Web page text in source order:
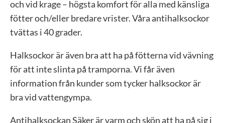
och vid krage – högsta komfort för alla med känsliga
fötter och/eller bredare vrister. Våra antihalksockor
tvättas i 40 grader.
Halksockor är även bra att ha på fötterna vid vävning
för att inte slinta på tramporna. Vi får även
information från kunder som tycker halksockor är
bra vid vattengympa.
Antihalksockan Säker är varm och skön att ha på sig i